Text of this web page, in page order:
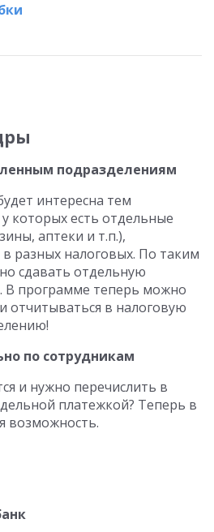
подразделениям
интересна тем
которых есть отдельные
аптеки и т.п.),
разных налоговых. По таким
сдавать отдельную
В программе теперь можно
отчитываться в налоговую
по сотрудникам
и нужно перечислить в
платежкой? Теперь в
возможность.